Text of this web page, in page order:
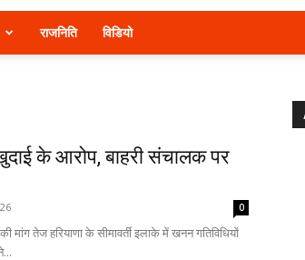
राजनिति विडियो
के आरोप, बाहरी संचालक पर
0
मांग तेज हरियाणा के सीमावर्ती इलाके में खनन गतिविधियों